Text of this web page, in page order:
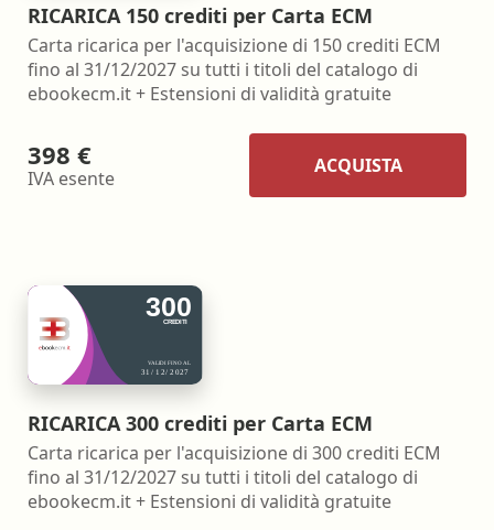
RICARICA 150 crediti per Carta ECM
Carta ricarica per l'acquisizione di 150 crediti ECM
fino al 31/12/2027 su tutti i titoli del catalogo di
ebookecm.it + Estensioni di validità gratuite
398 €
IVA esente
ACQUISTA
RICARICA 300 crediti per Carta ECM
Carta ricarica per l'acquisizione di 300 crediti ECM
fino al 31/12/2027 su tutti i titoli del catalogo di
ebookecm.it + Estensioni di validità gratuite